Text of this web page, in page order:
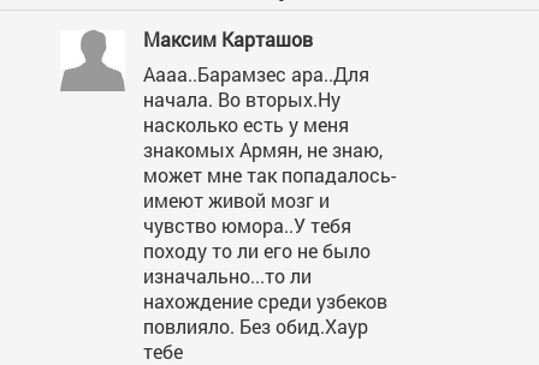
Максим Карташов
Аааа..Барамзес ара..Для
начала. Во вторых.Ну
насколько есть у меня
знакомых Армян, не знаю,
может мне так попадалось-
имеют живой мозг и
чувство юмора..У тебя
походу то ли его не было
изначально...то ли
нахождение среди узбеков
повлияло. Без обид.Хаур
тебе